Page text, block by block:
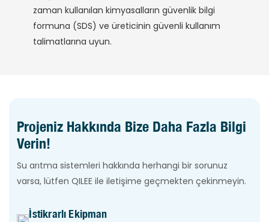
zaman kullanılan kimyasalların güvenlik bilgi
formuna (SDS) ve üreticinin güvenli kullanım
talimatlarına uyun.
Projeniz Hakkında Bize Daha Fazla Bilgi
Verin!
Su arıtma sistemleri hakkında herhangi bir sorunuz
varsa, lütfen QILEE ile iletişime geçmekten çekinmeyin.
İstikrarlı Ekipman